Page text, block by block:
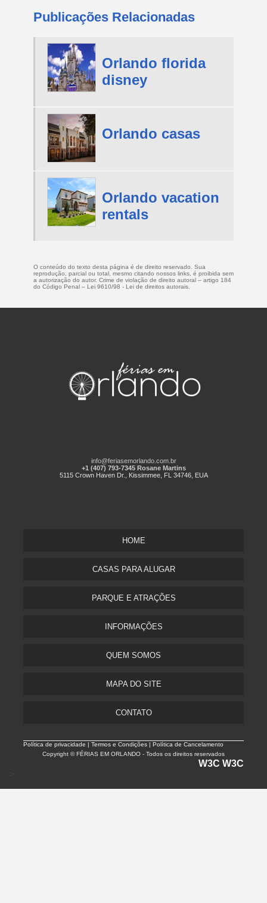
Publicações Relacionadas
Orlando florida
disney
Orlando casas
Orlando vacation
rentals
O conteúdo do texto desta página é de direito reservado. Sua
reprodução, parcial ou total, mesmo citando nossos links, é proibida sem
a autorização do autor. Crime de violação de direito autoral – artigo 184
do Código Penal – Lei 9610/98 - Lei de direitos autorais
info@feriasemorlando.com.br
+1 (407) 793-7345 Rosane Martins
5115 Crown Haven Dr., Kissimmee, FL 34746, EUA
HOME
CASAS PARA ALUGAR
PARQUE E ATRAÇÕES
INFORMAÇÕES
QUEM SOMOS
MAPA DO SITE
CONTATO
Política de privacidade |Termos e Condições | Política de Cancelamento
Copyright © FÉRIAS EM ORLANDO - Todos os direitos reservados
W3C W3C